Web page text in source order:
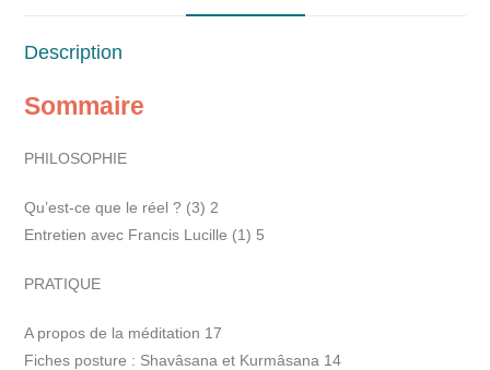
v
Description
Sommaire
PHILOSOPHIE
Qu’est-ce que le réel ? (3) 2
Entretien avec Francis Lucille (1) 5
PRATIQUE
A propos de la méditation 17
Fiches posture : Shavâsana et Kurmâsana 14